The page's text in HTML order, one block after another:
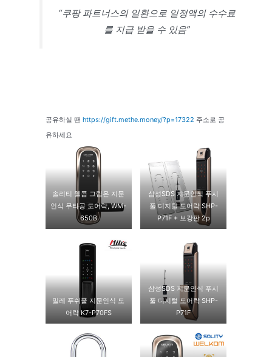
“쿠팡 파트너스의 일환으로 일정액의 수수료
를 지급 받을 수 있음”
공유하실 땐 https://gift.methe.money/?p=17322 주소로 공
유하세요
솔리티 웰콤 그립온 지문
인식 무타공 도어락, WM-
650B
삼성SDS 지문인식 푸시
풀 디지털 도어락 SHP-
P71F + 보강판 2p
밀레 푸쉬풀 지문인식 도
어락 K7-P70FS
삼성SDS 지문인식 푸시
풀 디지털 도어락 SHP-
P71F